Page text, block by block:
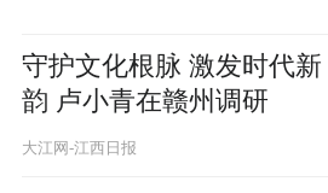
守护文化根脉 激发时代新
韵 卢小青在赣州调研
大江网-江西日报